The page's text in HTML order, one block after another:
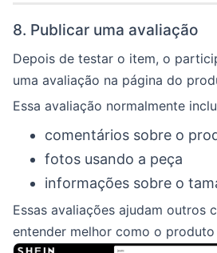
8. Publicar uma avaliação
Depois de testar o item, o
uma avaliação na página do
Essa avaliação normalmente
comentários sobre o
fotos usando a peça
informações sobre o
Essas avaliações ajudam outros
entender melhor como o